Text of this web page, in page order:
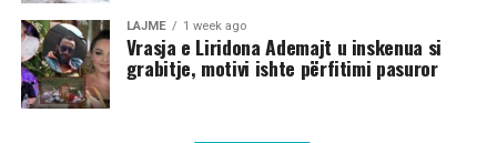
LAJME 1 week ago
Vrasja e Liridona Ademajt u inskenua si
grabitje, motivi ishte përfitimi pasuror